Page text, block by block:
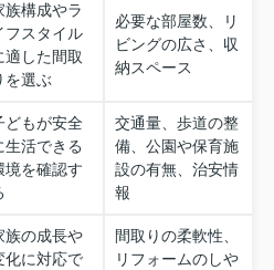
族構成やラ
フスタイル
適した間取
を選ぶ
必要な部屋数、リ
ビングの広さ、収
納スペース
どもが安全
生活できる
境を確認す
交通量、歩道の整
備、公園や保育施
設の有無、治安情
報
族の成長や
化に対応で
間取りの柔軟性、
リフォームのしや